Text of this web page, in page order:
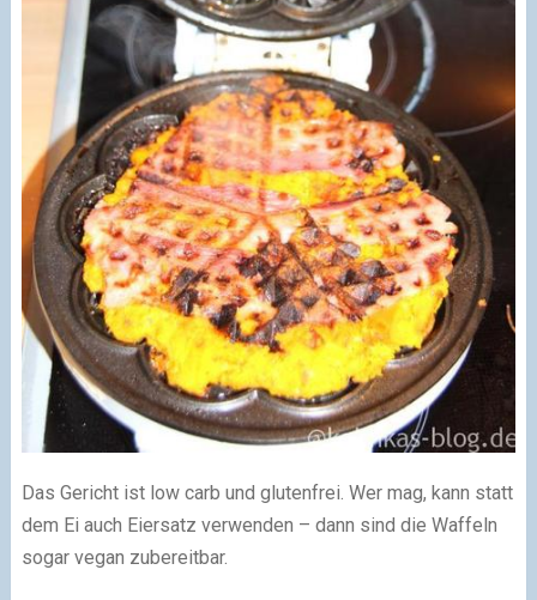
Das Gericht ist low carb und glutenfrei. Wer mag, kann statt
dem Ei auch Eiersatz verwenden – dann sind die Waffeln
sogar vegan zubereitbar.